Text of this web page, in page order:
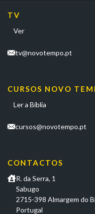
TV
Ver
tv@novotempo.pt
CURSOS NOVO
Ler a Bíblia
cursos@novotempo.pt
CONTACTOS
R. da Serra, 1
Sabugo
2715-398 Almargem do
Portugal